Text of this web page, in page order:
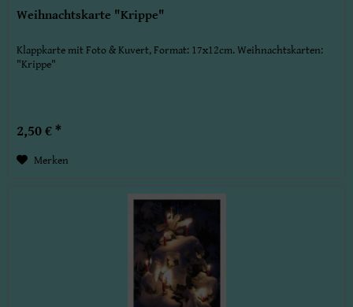
Weihnachtskarte "Krippe"
Klappkarte mit Foto & Kuvert, Format: 17x12cm. Weihnachtskarten:
"Krippe"
2,50 € *
Merken